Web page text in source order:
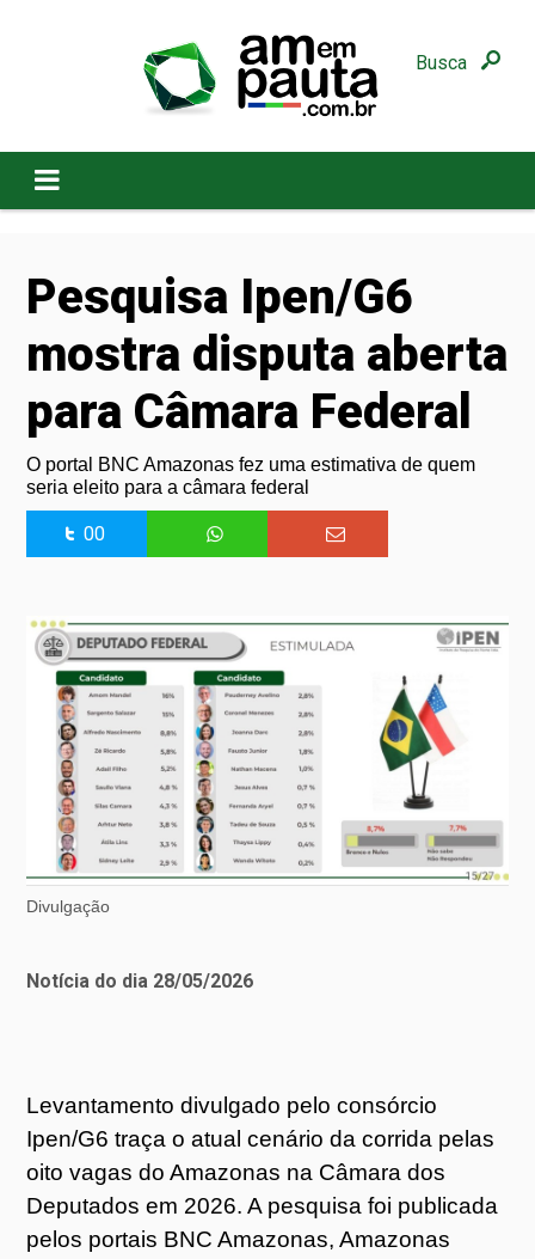
Busca
Pesquisa Ipen/G6
mostra disputa aberta
para Câmara Federal
O portal BNC Amazonas fez uma estimativa de quem
seria eleito para a câmara federal
00
Divulgação
Notícia do dia 28/05/2026
Levantamento divulgado pelo consórcio
Ipen/G6 traça o atual cenário da corrida pelas
oito vagas do Amazonas na Câmara dos
Deputados em 2026. A pesquisa foi publicada
pelos portais BNC Amazonas, Amazonas